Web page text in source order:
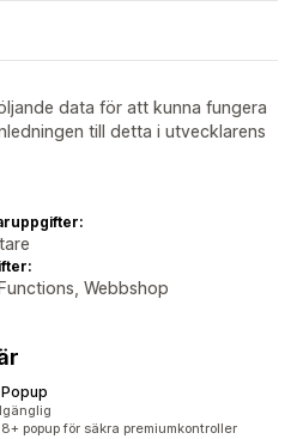
data för att kunna fungera
till detta i utvecklarens
Webbshop
popup för säkra premiumkontroller